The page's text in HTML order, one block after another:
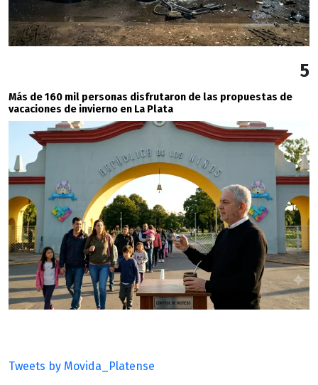
5
Más de 160 mil personas disfrutaron de las propuestas de
vacaciones de invierno en La Plata
Tweets by Movida_Platense